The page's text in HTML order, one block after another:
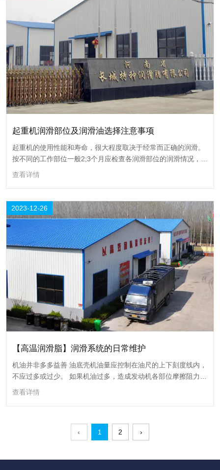
你知道齿轮润滑脂适用于哪些材质的齿轮吗？
在机械系统中，齿轮扮演着协同运动的关键角色，而齿轮润滑脂的选择则
直接影响到机械设备的性能和寿命。您或许曾疑惑，齿轮润滑脂都适用于
哪些材质的齿轮呢？
查看详情
26
2023-12
起重机润滑部位及润滑油选择注意事项
起重机的使用性能和寿命，很大程度取决于经常而正确的润滑。按不同的
液，对使用频繁和环境恶劣的工作场所的起重机应酌情缩短加油周期，以
确保各机构在良好的润滑条件下工作。
26
2023-12
起重机润滑部位及润滑油选择注意事项
起重机的使用性能和寿命，很大程度取决于经常而正确的润滑。
按不同的工作部位一般2;3个月应检查各润滑部位的润滑情况，并
进行加油或跟换油液，对使用频繁和环境恶劣的工作场所的起重
查看详情
2023-12-26
【高温润滑脂】润滑系统的日常维护
机油并非多多益善 油底壳机油量应控制在油尺的上下刻度线内，
不应过多或过少。 如果机油过多，造成发动机各部位摩擦阻力增
大，发动机功率损耗。
查看详情
‹ 1 2 ›